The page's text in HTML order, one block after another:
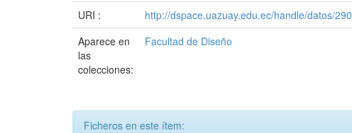
URI :
http://dspace.uazuay.edu.ec/handle/datos/290
Aparece en
las
colecciones:
Facultad de Diseño
Ficheros en este ítem: